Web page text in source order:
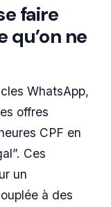
faire
qu’on ne
WhatsApp,
offres
CPF en
Ces
un
à des